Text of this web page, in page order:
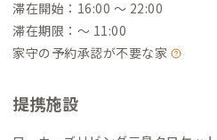
滞在開始：16:00 〜 22:00
滞在期限：〜 11:00
家守の予約承認が不要な家
提携施設